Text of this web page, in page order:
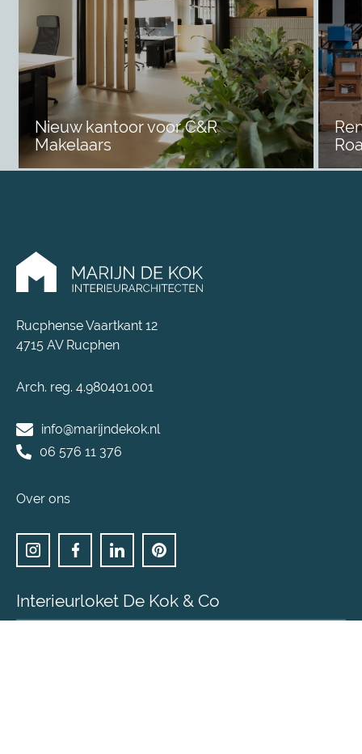
Nieuw kantoor voor C&R
Makelaars
Rucphense Vaartkant 12
4715 AV Rucphen
Arch. reg. 4.980401.001
info@marijndekok.nl
06 576 11 376
Over ons
Interieurloket De Kok & Co